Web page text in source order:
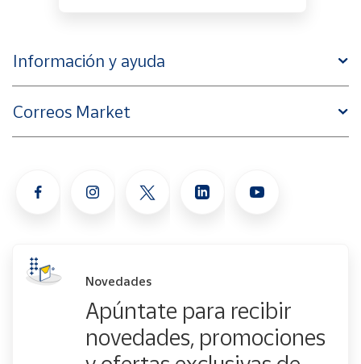
Información y ayuda
Correos Market
Novedades
Apúntate para recibir
novedades, promociones